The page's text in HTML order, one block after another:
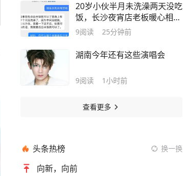
20岁小伙半月未洗澡两天没吃
饭，长沙夜宵店老板暖心相
助，留饭菜、买衣服、充话费
9阅读 25分钟前
湖南今年还有这些演唱会
9阅读 1小时前
查看更多
头条热榜 换一换
向新，向前